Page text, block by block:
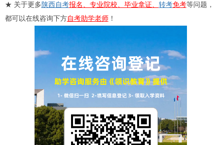
★ 关于更多 陕西自考报名、专业院校、毕业拿证、 转考免考等问题，
都可以在线咨询下方自考助学老师 ！